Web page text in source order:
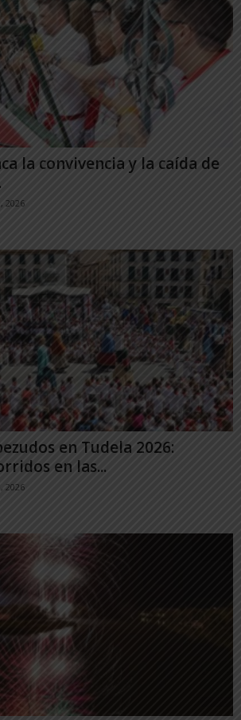
la convivencia y la caída de
2026
en Tudela 2026:
en las...
2026